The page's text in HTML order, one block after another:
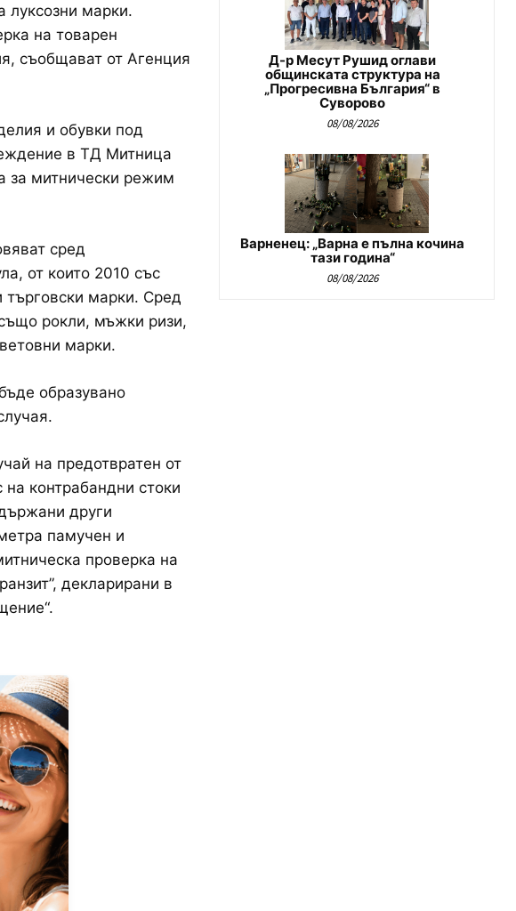
луксозни марки.
на товарен
съобщават от Агенция
и обувки под
в ТД Митница
за митнически режим
сред
от които 2010 със
търговски марки. Сред
рокли, мъжки ризи,
марки.
образувано
на предотвратен от
контрабандни стоки
други
памучен и
проверка на
декларирани в
Д-р Месут Рушид оглави
общинската структура на
„Прогресивна България“ в
Суворово
08/08/2026
Варненец: „Варна е пълна кочина
тази година“
08/08/2026